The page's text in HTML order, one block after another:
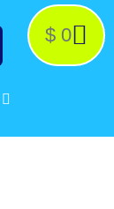
$ 0